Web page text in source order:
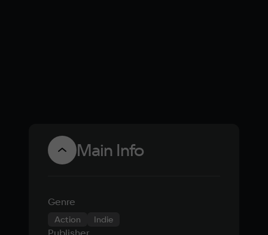
Main Info
Genre
Action Indie
Publisher